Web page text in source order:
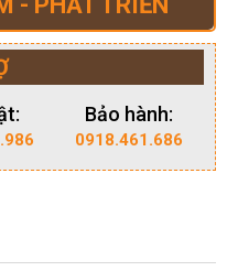
Bảo hành:
0918.461.686